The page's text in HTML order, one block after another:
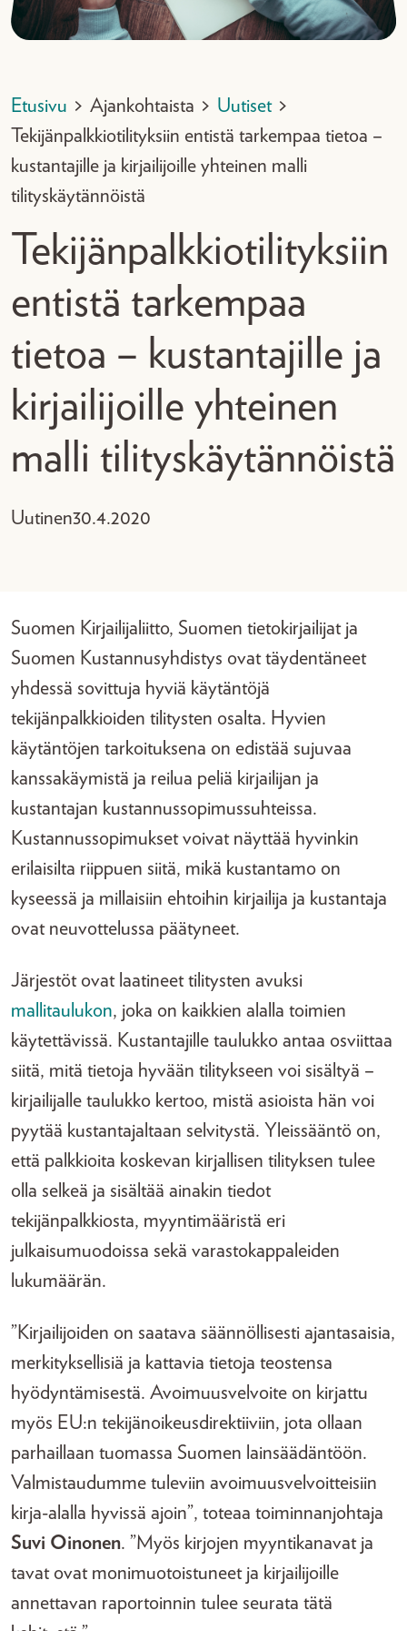
Etusivu > Ajankohtaista > Uutiset >
Tekijänpalkkiotilityksiin entistä tarkempaa tietoa –
kustantajille ja kirjailijoille yhteinen malli
tilityskäytännöistä
Tekijänpalkkiotilityksiin
entistä tarkempaa
tietoa – kustantajille ja
kirjailijoille yhteinen
malli tilityskäytännöistä
Uutinen30.4.2020
Suomen Kirjailijaliitto, Suomen tietokirjailijat ja
Suomen Kustannusyhdistys ovat täydentäneet
yhdessä sovittuja hyviä käytäntöjä
tekijänpalkkioiden tilitysten osalta. Hyvien
käytäntöjen tarkoituksena on edistää sujuvaa
kanssakäymistä ja reilua peliä kirjailijan ja
kustantajan kustannussopimussuhteissa.
Kustannussopimukset voivat näyttää hyvinkin
erilaisilta riippuen siitä, mikä kustantamo on
kyseessä ja millaisiin ehtoihin kirjailija ja kustantaja
ovat neuvottelussa päätyneet.
Järjestöt ovat laatineet tilitysten avuksi
mallitaulukon, joka on kaikkien alalla toimien
käytettävissä. Kustantajille taulukko antaa osviittaa
siitä, mitä tietoja hyvään tilitykseen voi sisältyä –
kirjailijalle taulukko kertoo, mistä asioista hän voi
pyytää kustantajaltaan selvitystä. Yleissääntö on,
että palkkioita koskevan kirjallisen tilityksen tulee
olla selkeä ja sisältää ainakin tiedot
tekijänpalkkiosta, myyntimääristä eri
julkaisumuodoissa sekä varastokappaleiden
lukumäärän.
”Kirjailijoiden on saatava säännöllisesti ajantasaisia,
merkityksellisiä ja kattavia tietoja teostensa
hyödyntämisestä. Avoimuusvelvoite on kirjattu
myös EU:n tekijänoikeusdirektiiviin, jota ollaan
parhaillaan tuomassa Suomen lainsäädäntöön.
Valmistaudumme tuleviin avoimuusvelvoitteisiin
kirja-alalla hyvissä ajoin”, toteaa toiminnanjohtaja
Suvi Oinonen. ”Myös kirjojen myyntikanavat ja
tavat ovat monimuotoistuneet ja kirjailijoille
annettavan raportoinnin tulee seurata tätä